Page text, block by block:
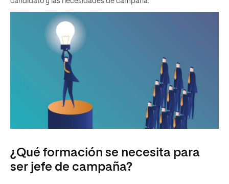
¿Qué formación se necesita para
ser jefe de campaña?